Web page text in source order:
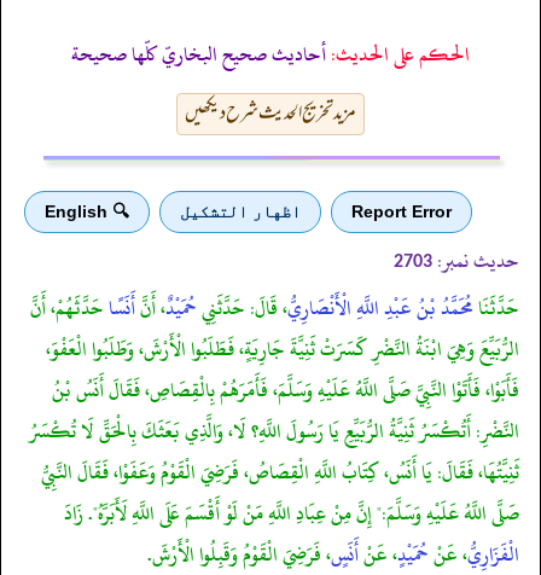
الحكم على الحديث:أحاديث صحيح البخاريّ كلّها صحيحة
مزید تخریج الحدیث شرح دیکھیں
Report Error اظهار التشكيل 🔍 English
حدیث نمبر: 2703
حَدَّثَنَامُحَمَّدُ بْنُ عَبْدِ اللَّهِ الْأَنْصَارِيُّ، قَالَ: حَدَّثَنِيحُمَيْدٌ، أَنَّأَنَسًاحَدَّثَهُمْ، أَنَّ
الرُّبَيِّعَ وَهِيَ ابْنَةُ النَّضْرِ كَسَرَتْ ثَنِيَّةَ جَارِيَةٍ، فَطَلَبُوا الْأَرْشَ، وَطَلَبُوا الْعَفْوَ،
فَأَبَوْا، فَأَتَوْا النَّبِيَّ صَلَّى اللَّهُ عَلَيْهِ وَسَلَّمَ، فَأَمَرَهُمْ بِالْقِصَاصِ، فَقَالَ أَنَسُ بْنُ
النَّضْرِ: أَتُكْسَرُ ثَنِيَّةُ الرُّبَيِّعِ يَا رَسُولَ اللَّهِ؟ لَا، وَالَّذِي بَعَثَكَ بِالْحَقِّ لَا تُكْسَرُ
ثَنِيَّتُهَا، فَقَالَ: يَا أَنَسُ، كِتَابُ اللَّهِ الْقِصَاصُ، فَرَضِيَ الْقَوْمُ وَعَفَوْا، فَقَالَ النَّبِيُّ
صَلَّى اللَّهُ عَلَيْهِ وَسَلَّمَ:" إِنَّ مِنْ عِبَادِ اللَّهِ مَنْ لَوْ أَقْسَمَ عَلَى اللَّهِ لَأَبَرَّهُ". زَادَ
الْفَزَارِيُّ، عَنْحُمَيْدٍ، عَنْأَنَسٍ، فَرَضِيَ الْقَوْمُ وَقَبِلُوا الْأَرْشَ.